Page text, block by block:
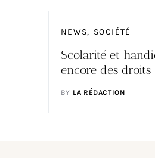
NEWS SOCIÉTÉ
Scolarité et
encore des droits
BY LA RÉDACTION